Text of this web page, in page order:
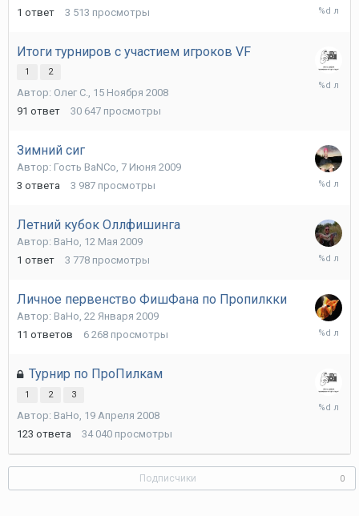
1 ответ 3 513 просмотры
12
Итоги турниров с участием игроков VF
1 2
Автор: Олег С., 15 Ноября 2008
91 ответ 30 647 просмотры
7
Зимний сиг
Автор: Гость BaNCo, 7 Июня 2009
3 ответа 3 987 просмотры
21
Летний кубок Оллфишинга
Автор: ВаНо, 12 Мая 2009
1 ответ 3 778 просмотры
12
Личное первенство ФишФана по Пропилкки
Автор: ВаНо, 22 Января 2009
11 ответов 6 268 просмотры
13
Турнир по ПроПилкам
1 2 3
Автор: ВаНо, 19 Апреля 2008
123 ответа 34 040 просмотры
28
Подписчики 0